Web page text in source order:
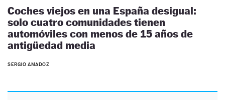
Coches viejos en una España desigual:
solo cuatro comunidades tienen
automóviles con menos de 15 años de
antigüedad media
SERGIO AMADOZ